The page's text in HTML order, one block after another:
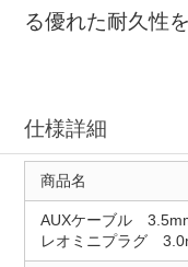
る優れた耐久性を
仕様詳細
商品名
AUXケーブル
レオミニプラグ